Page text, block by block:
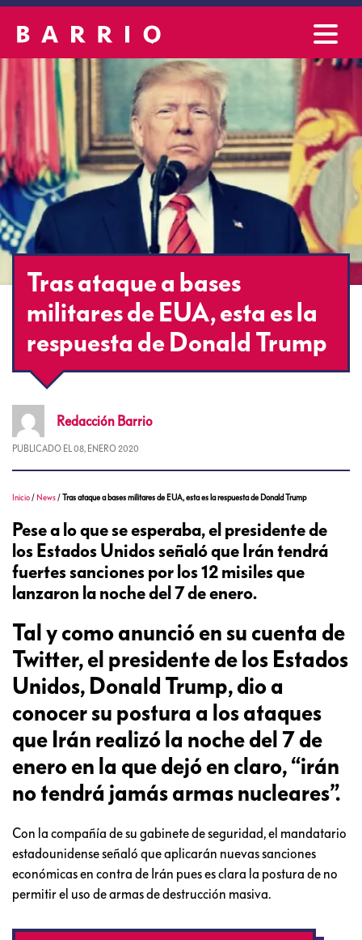
Tras ataque a bases
militares de EUA, esta es la
respuesta de Donald Trump
Redacción Barrio
PUBLICADO EL 08, ENERO 2020
Inicio / News /Tras ataque a bases militares de EUA, esta es la respuesta de Donald Trump
Pese a lo que se esperaba, el presidente de
los Estados Unidos señaló que Irán tendrá
fuertes sanciones por los 12 misiles que
lanzaron la noche del 7 de enero.
Tal y como anunció en su cuenta de
Twitter, el presidente de los Estados
Unidos, Donald Trump, dio a
conocer su postura a los ataques
que Irán realizó la noche del 7 de
enero en la que dejó en claro, “irán
no tendrá jamás armas nucleares”.
Con la compañía de su gabinete de seguridad, el mandatario
estadounidense señaló que aplicarán nuevas sanciones
económicas en contra de Irán pues es clara la postura de no
permitir el uso de armas de destrucción masiva.